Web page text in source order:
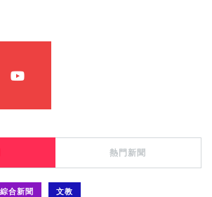
熱門新聞
綜合新聞 文教